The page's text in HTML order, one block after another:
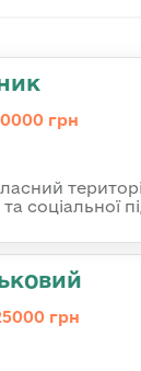
грн
соціальної
грн